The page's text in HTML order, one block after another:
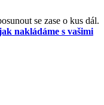
se zase o kus dál.
nakládáme s vašimi